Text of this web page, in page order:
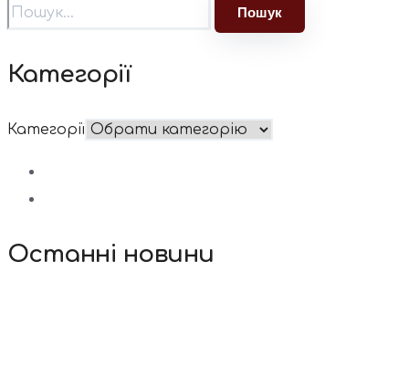
Категорії
Категорії
Останні новини